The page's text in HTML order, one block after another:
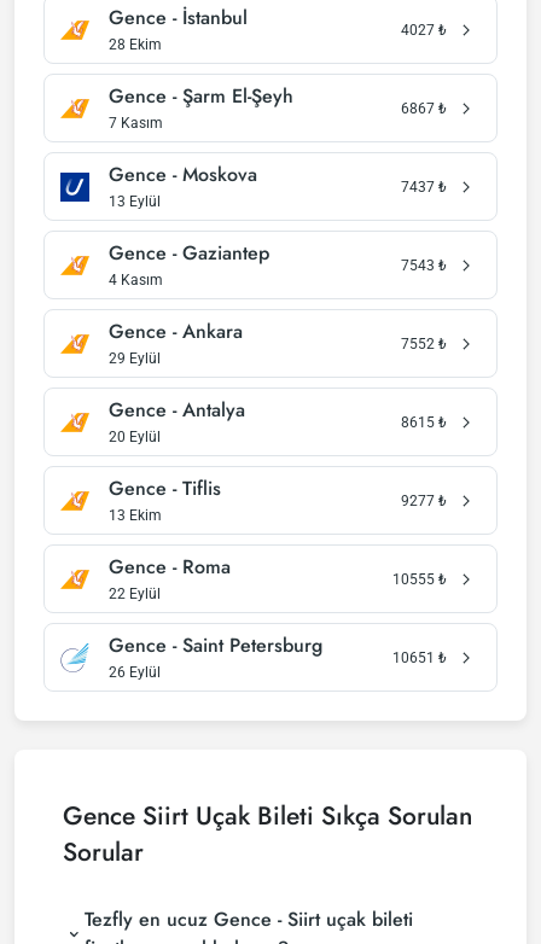
Gence - İstanbul
28 Ekim
4027 ₺
Gence - Şarm El-Şeyh
7 Kasım
6867 ₺
Gence - Moskova
13 Eylül
7437 ₺
Gence - Gaziantep
4 Kasım
7543 ₺
Gence - Ankara
29 Eylül
7552 ₺
Gence - Antalya
20 Eylül
8615 ₺
Gence - Tiflis
13 Ekim
9277 ₺
Gence - Roma
22 Eylül
10555 ₺
Gence - Saint Petersburg
26 Eylül
10651 ₺
Gence Siirt Uçak Bileti Sıkça Sorulan
Sorular
Tezfly en ucuz Gence - Siirt uçak bileti